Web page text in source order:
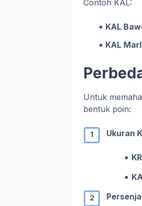
Contoh KAL:
KAL
KAL
Untuk
bentuk poin:
Ukuran